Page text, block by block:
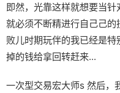
即然，光靠这样就想要当
就必须不断精进行自己己
败儿时期玩伴的我已经是
掉的钱给拿回转赶来...
一次型交易宏大师s 然后，